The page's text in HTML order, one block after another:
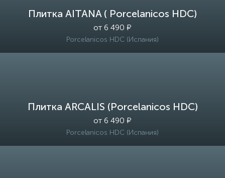
Плитка AITANA ( Porcelanicos HDC)
от 6 490 ₽
Porcelanicos HDC (Испания)
Плитка ARCALIS (Porcelanicos HDC)
от 6 490 ₽
Porcelanicos HDC (Испания)